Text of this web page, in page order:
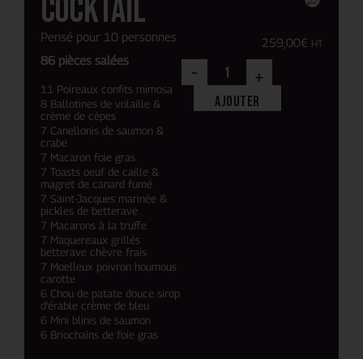
Cocktail
Pensé pour 10 personnes
86 pièces salées
11 Poireaux confits mimosa
8 Ballotines de volaille &
crème de cèpes
7 Canellonis de saumon &
crabe
7 Macaron foie gras
7 Toasts oeuf de caille &
magret de canard fumé
7 Saint-Jacques marinée &
pickles de betterave
7 Macarons à la truffe
7 Maquereaux grillés
betterave chèvre frais
7 Moelleux poivron houmous
carotte
6 Chou de patate douce sirop
d'érable crème de bleu
6 Mini blinis de saumon
6 Briochains de foie gras
259,00€ HT
- +
Ajouter